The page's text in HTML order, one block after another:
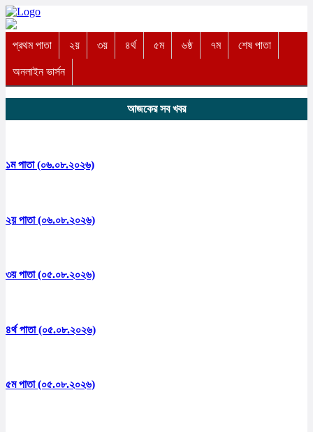
প্রথম পাতা ২য় ৩য় ৪র্থ ৫ম ৬ষ্ঠ ৭ম শেষ পাতা
অনলাইন ভার্সন
আজকের সব খবর
১ম পাতা (০৬.০৮.২০২৬)
২য় পাতা (০৬.০৮.২০২৬)
৩য় পাতা (০৫.০৮.২০২৬)
৪র্থ পাতা (০৫.০৮.২০২৬)
৫ম পাতা (০৫.০৮.২০২৬)